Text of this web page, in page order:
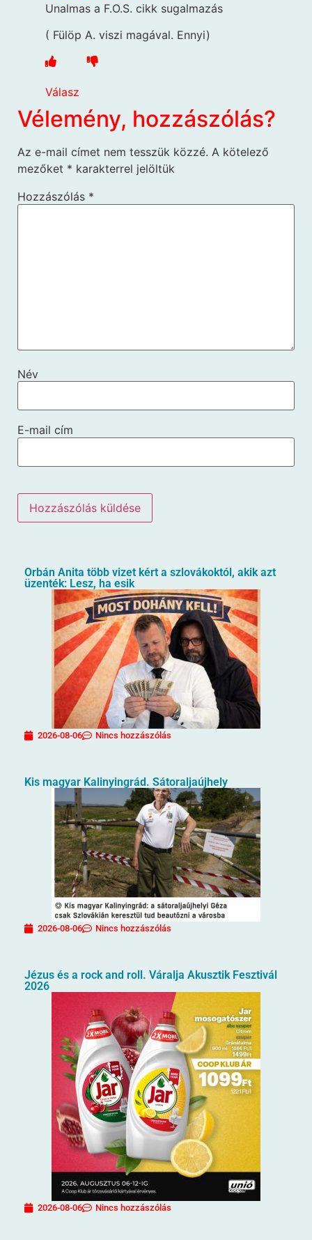
Unalmas a F.O.S. cikk sugalmazás
( Fülöp A. viszi magával. Ennyi)
Válasz
Vélemény, hozzászólás?
Az e-mail címet nem tesszük közzé. A kötelező
mezőket * karakterrel jelöltük
Hozzászólás *
Név
E-mail cím
Orbán Anita több vizet kért a szlovákoktól, akik azt
üzenték: Lesz, ha esik
2026-08-06 Nincs hozzászólás
Kis magyar Kalinyingrád. Sátoraljaújhely
2026-08-06 Nincs hozzászólás
Jézus és a rock and roll. Váralja Akusztik Fesztivál
2026
2026-08-06 Nincs hozzászólás